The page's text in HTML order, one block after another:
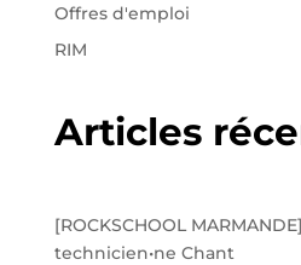
Offres d'emploi
RIM
Articles
[ROCKSCHOOL
technicien•ne Chant